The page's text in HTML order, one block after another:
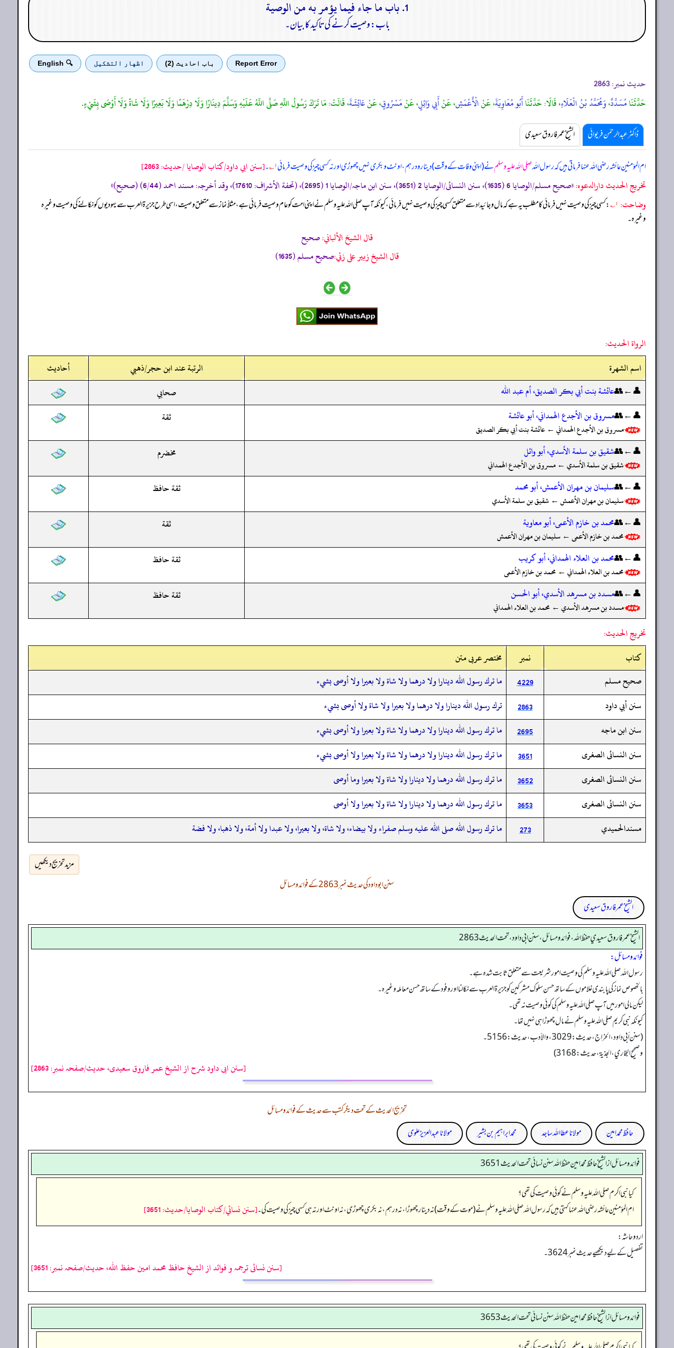
1. باب ما جاء فيما يؤمر به من الوصية
باب: وصیت کرنے کی تاکید کا بیان۔
Report Error باب احادیث (2) اظهار التشكيل 🔍 English
حدیث نمبر: 2863
حَدَّثَنَامُسَدَّدٌ،وَمُحَمَّدُ بْنُ الْعَلَاءِ، قَالَا: حَدَّثَنَاأَبُو مُعَاوِيَةَ، عَنْالْأَعْمَشِ، عَنْأَبِي وَائِلٍ، عَنْمَسْرُوقٍ، عَنْعَائِشَةَ، قَالَتْ: مَا تَرَكَ رَسُولُ اللَّهِ صَلَّى اللَّهُ عَلَيْهِ وَسَلَّمَ دِينَارًا وَلَا دِرْهَمًا وَلَا بَعِيرًا وَلَا شَاةً وَلَا أَوْصَى بِشَيْءٍ.
ڈاکٹر عبدالرحمٰن فریوائی الشیخ عمر فاروق سعیدی
ام المؤمنین عائشہ رضی اللہ عنہا فرماتی ہیں کہرسول اللہصلی اللہ علیہ وسلمنے (اپنی وفات کے وقت) دینار و درہم، اونٹ و بکری نہیں چھوڑی اور نہ کسی چیز کی وصیت فرمائی۱؎ ۔[سنن ابي داود/كتاب الوصايا /حدیث: 2863]
تخریج الحدیث دارالدعوہ:«‏‏‏‏صحیح مسلم/الوصایا 6 (1635)، سنن النسائی/الوصایا 2 (3651)، سنن ابن ماجہ/الوصایا 1 (2695)، (تحفة الأشراف: 17610)، وقد أخرجہ: مسند احمد (6/44) (صحیح)»
وضاحت: ۱؎ : کسی چیز کی وصیت نہیں فرمائی کا مطلب یہ ہے کہ مال و جائیداد سے متعلق کسی چیز کی وصیت نہیں فرمائی، کیونکہ آپ صلی اللہ علیہ وسلم نے اپنی امت کو عام وصیت فرمائی ہے، مثلاً نماز سے متعلق وصیت، اسی طرح جزیرۃ العرب سے یہودیوں کو نکالنے کی وصیت وغیرہ
وغیرہ۔
قال الشيخ الألباني:صحيح
قال الشيخ زبير على زئي:صحيح مسلم (1635)
الرواة الحديث:
اسم الشهرة
الرتبة عند ابن حجر/ذهبي
أحاديث
👤←👥عائشة بنت أبي بكر الصديق، أم عبد الله
صحابي
👤←👥مسروق بن الأجدع الهمداني، أبو عائشة
مسروق بن الأجدع الهمداني ← عائشة بنت أبي بكر الصديق
ثقة
👤←👥شقيق بن سلمة الأسدي، أبو وائل
شقيق بن سلمة الأسدي ← مسروق بن الأجدع الهمداني
مخضرم
👤←👥سليمان بن مهران الأعمش، أبو محمد
سليمان بن مهران الأعمش ← شقيق بن سلمة الأسدي
ثقة حافظ
👤←👥محمد بن خازم الأعمى، أبو معاوية
محمد بن خازم الأعمى ← سليمان بن مهران الأعمش
ثقة
👤←👥محمد بن العلاء الهمداني، أبو كريب
محمد بن العلاء الهمداني ← محمد بن خازم الأعمى
ثقة حافظ
👤←👥مسدد بن مسرهد الأسدي، أبو الحسن
مسدد بن مسرهد الأسدي ← محمد بن العلاء الهمداني
ثقة حافظ
تخريج الحديث:
کتاب
نمبر
مختصر عربی متن
صحيح مسلم
4229
ما ترك رسول الله دينارا ولا درهما ولا شاة ولا بعيرا ولا أوصى بشيء
سنن أبي داود
2863
ترك رسول الله دينارا ولا درهما ولا بعيرا ولا شاة ولا أوصى بشيء
سنن ابن ماجه
2695
ما ترك رسول الله دينارا ولا درهما ولا شاة ولا بعيرا ولا أوصى بشيء
سنن النسائى الصغرى
3651
ما ترك رسول الله دينارا ولا درهما ولا شاة ولا بعيرا ولا أوصى بشيء
سنن النسائى الصغرى
3652
ما ترك رسول الله درهما ولا دينارا ولا شاة ولا بعيرا وما أوصى
سنن النسائى الصغرى
3653
ما ترك رسول الله درهما ولا دينارا ولا شاة ولا بعيرا ولا أوصى
مسندالحميدي
273 ما ترك رسول الله صلى الله عليه وسلم صفراء ولا بيضاء، ولا شاة، ولا بعيرا، ولا عبدا ولا أمة، ولا ذهبا، ولا فضة
مزید تخریج دیکھیں
سنن ابوداود کی حدیث نمبر 2863 کے فوائد و مسائل
الشیخ عمر فاروق سعیدی
الشيخ عمر فاروق سعيدي حفظ الله، فوائد و مسائل، سنن ابي داود ، تحت الحديث 2863
فوائد ومسائل:
رسول اللہ صلی اللہ علیہ وسلم کی وصیت امورشریعت سے متعلق ثابت شدہ ہے۔
بالخصوص نماز کی پابندی غلاموں کے ساتھ حسن سلوک مشرکین کو جزیرۃ العرب سے نکالنا اور وفود کے ساتھ حسن معاملہ وغیرہ۔
لیکن مالی امور میں آپ صلی اللہ علیہ وسلم کی کوئی وصیت نہ تھی۔
کیونکہ نبی کریم صلی اللہ علیہ وسلم نے مال چھوڑا ہی نہیں تھا۔
(سنن أبي داود، الخراج، حدیث: 3029، و الأدب، حدیث: 5156۔
و صحیح البخاري، الجذیة، حدیث: 3168)
[سنن ابی داود شرح از الشیخ عمر فاروق سعیدی، حدیث/صفحہ نمبر: 2863]
تخریج الحدیث کے تحت دیگر کتب سے حدیث کے فوائد و مسائل
حافظ محمد امین
مولانا عطا اللہ ساجد محمد ابراہیم بن بشیر مولانا عبد العزیز علوی
فوائد ومسائل از الشيخ حافظ محمد امين حفظ الله سنن نسائي تحت الحديث3651
کیا نبی اکرم صلی الله علیہ وسلم نے کوئی وصیت کی تھی؟
ام المؤمنین عائشہ رضی الله عنہا کہتی ہیں کہ رسول اللہ صلی اللہ علیہ وسلم نے (موت کے وقت) نہ دینار چھوڑا، نہ درہم، نہ بکری چھوڑی، نہ اونٹ اور نہ ہی کسی چیز کی وصیت کی۔[سنن نسائي/كتاب الوصايا/حدیث: 3651]
اردو حاشہ:
تفصیل کے لیے دیکھیے حدیث نمبر3624۔
[سنن نسائی ترجمہ و فوائد از الشیخ حافظ محمد امین حفظ اللہ، حدیث/صفحہ نمبر: 3651]
فوائد ومسائل از الشيخ حافظ محمد امين حفظ الله سنن نسائي تحت الحديث3653